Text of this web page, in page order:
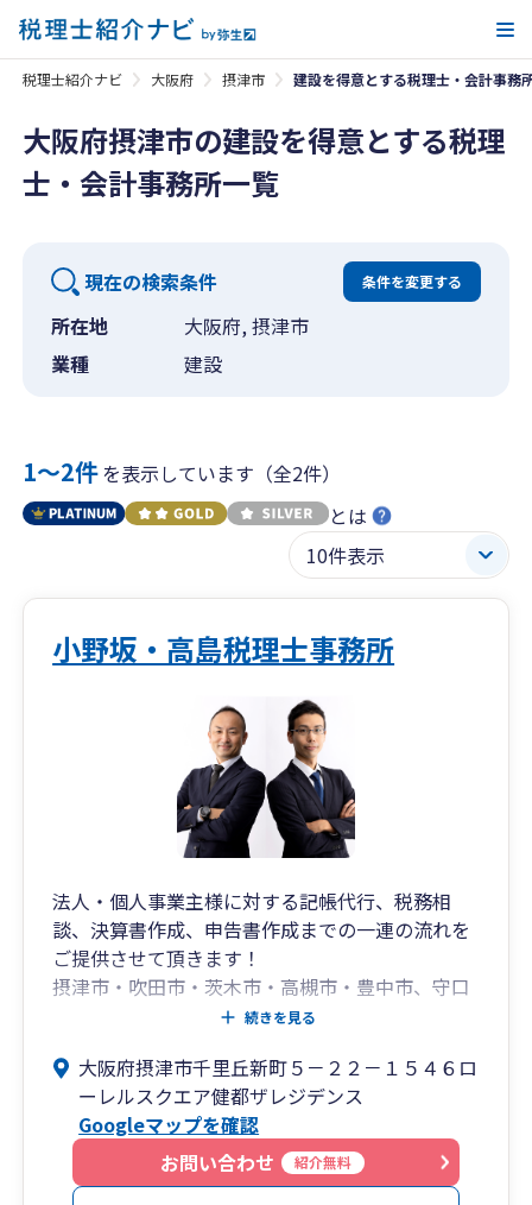
税理士紹介ナビ 大阪府 摂津市 建設を得意とする税理士・会計事務
大阪府摂津市の建設を得意とする税理
士・会計事務所一覧
現在の検索条件 条件を変更する
所在地
大阪府, 摂津市
業種
建設
1〜2件を表示しています（全2件）
とは
小野坂・高島税理士事務所
法人・個人事業主様に対する記帳代行、税務相
談、決算書作成、申告書作成までの一連の流れを
ご提供させて頂きます！
摂津市・吹田市・茨木市・高槻市・豊中市、守口
市、門真市、寝屋川市など、
業様、上場企業の子会社様など、税務会計・財務
会計問わず幅広く対応させて頂いております！
記帳代行や税務顧問をお探しの皆様、ぜひ一度事
務所へお問合せ下さい！
続きを見る
大阪府摂津市千里丘新町５－２２－１５４６ロ
ーレルスクエア健都ザレジデンス
Googleマップを確認
お問い合わせ
紹介無料